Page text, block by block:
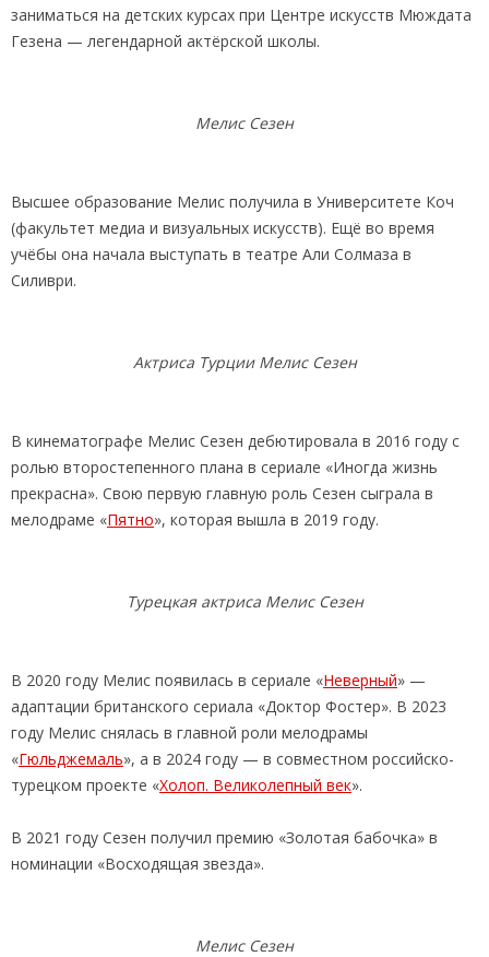
заниматься на детских курсах при Центре искусств Мюждата
Гезена — легендарной актёрской школы.
Мелис Сезен
Высшее образование Мелис получила в Университете Коч
(факультет медиа и визуальных искусств). Ещё во время
учёбы она начала выступать в театре Али Солмаза в
Силиври.
Актриса Турции Мелис Сезен
В кинематографе Мелис Сезен дебютировала в 2016 году с
ролью второстепенного плана в сериале «Иногда жизнь
прекрасна». Свою первую главную роль Сезен сыграла в
мелодраме «Пятно», которая вышла в 2019 году.
Турецкая актриса Мелис Сезен
В 2020 году Мелис появилась в сериале «Неверный» —
адаптации британского сериала «Доктор Фостер». В 2023
году Мелис снялась в главной роли мелодрамы
«Гюльджемаль», а в 2024 году — в совместном российско-
турецком проекте «Холоп. Великолепный век».
В 2021 году Сезен получил премию «Золотая бабочка» в
номинации «Восходящая звезда».
Мелис Сезен